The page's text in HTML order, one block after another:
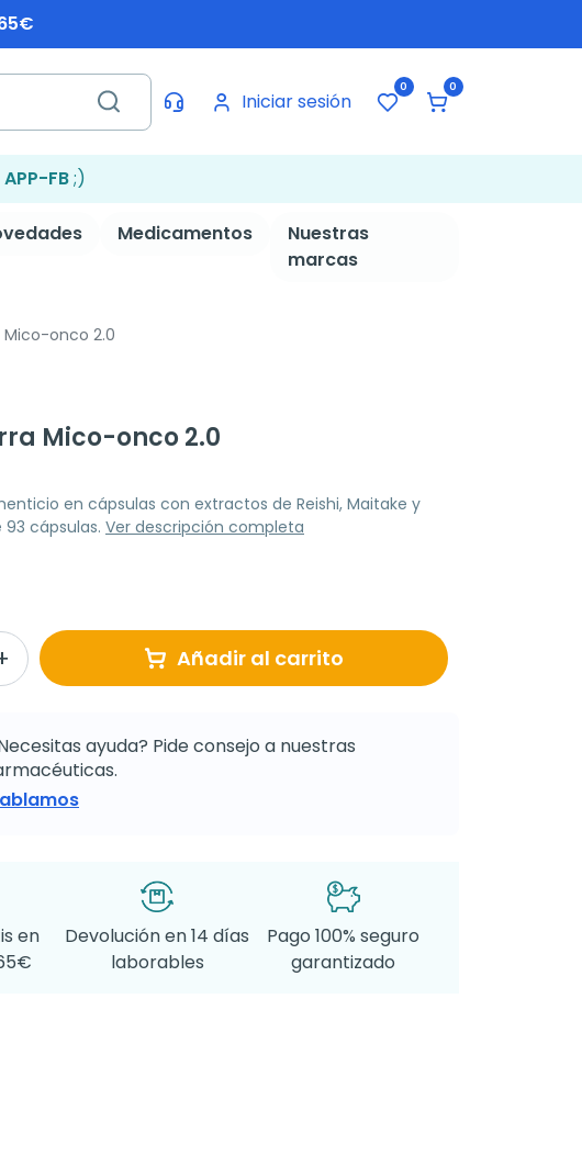
Iniciar sesión
0 0
APP-FB;)
Medicamentos
Nuestras
marcas
Mico-onco 2.0
Mico-onco 2.0
en cápsulas con extractos de Reishi, Maitake y
93 cápsulas. Ver descripción completa
Añadir al carrito
ayuda? Pide consejo a nuestras
en
Devolución en 14 días
laborables
Pago 100% seguro
garantizado